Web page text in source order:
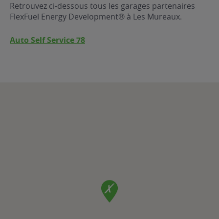
Retrouvez ci-dessous tous les garages partenaires
FlexFuel Energy Development® à Les Mureaux.
Auto Self Service 78